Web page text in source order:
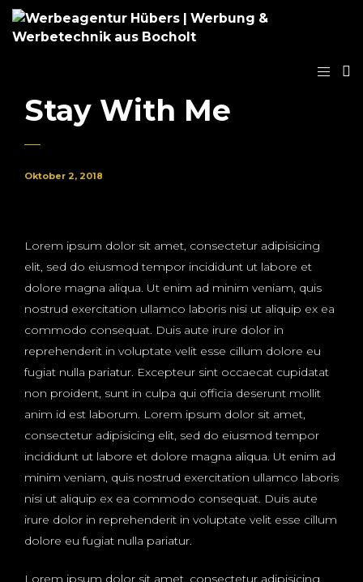
Stay With Me
Oktober 2, 2018
Lorem ipsum dolor sit amet, consectetur adipisicing
elit, sed do eiusmod tempor incididunt ut labore et
dolore magna aliqua. Ut enim ad minim veniam, quis
nostrud exercitation ullamco laboris nisi ut aliquip ex ea
commodo consequat. Duis aute irure dolor in
reprehenderit in voluptate velit esse cillum dolore eu
fugiat nulla pariatur. Excepteur sint occaecat cupidatat
non proident, sunt in culpa qui officia deserunt mollit
anim id est laborum. Lorem ipsum dolor sit amet,
consectetur adipisicing elit, sed do eiusmod tempor
incididunt ut labore et dolore magna aliqua. Ut enim ad
minim veniam, quis nostrud exercitation ullamco laboris
nisi ut aliquip ex ea commodo consequat. Duis aute
irure dolor in reprehenderit in voluptate velit esse cillum
dolore eu fugiat nulla pariatur.
Lorem ipsum dolor sit amet, consectetur adipisicing